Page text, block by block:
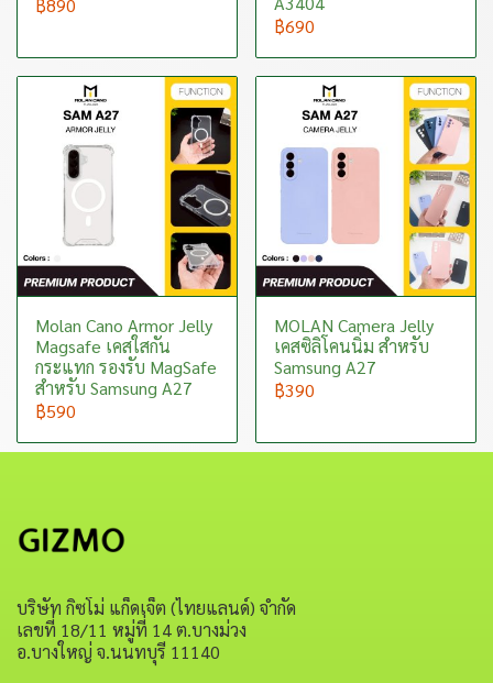
฿890
฿690
Molan Cano Armor Jelly
Magsafe เคสใสกัน
กระแทก รองรับ MagSafe
สำหรับ Samsung A27
฿590
MOLAN Camera Jelly
เคสซิลิโคนนิ่ม สำหรับ
Samsung A27
฿390
บริษัท กิซโม่ แก็ดเจ็ต (ไทยแลนด์) จำกัด
เลขที่ 18/11 หมู่ที่ 14 ต.บางม่วง
อ.บางใหญ่ จ.นนทบุรี 11140